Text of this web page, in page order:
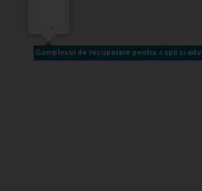
Complexul de recuperare pentru copii și
Complexul de recuperare pentru copii și
-